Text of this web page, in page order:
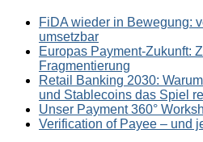
FiDA wieder in Bewegung:
umsetzbar
Europas Payment-Zukunft:
Fragmentierung
Retail Banking 2030:
und Stablecoins das Spiel
Unser Payment 360°
Verification of Payee – und